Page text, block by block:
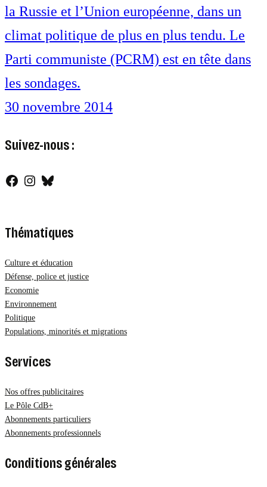
la Russie et l’Union européenne, dans un
climat politique de plus en plus tendu. Le
Parti communiste (PCRM) est en tête dans
les sondages.
30 novembre 2014
Suivez-nous :
Facebook
Instagram
Bluesky
Thématiques
Culture et éducation
Défense, police et justice
Economie
Environnement
Politique
Populations, minorités et migrations
Services
Nos offres publicitaires
Le Pôle CdB+
Abonnements particuliers
Abonnements professionnels
Conditions générales